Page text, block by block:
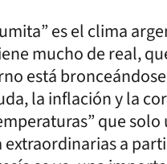
es el clima
mucho de real,
está
la inflación y la
que solo
a